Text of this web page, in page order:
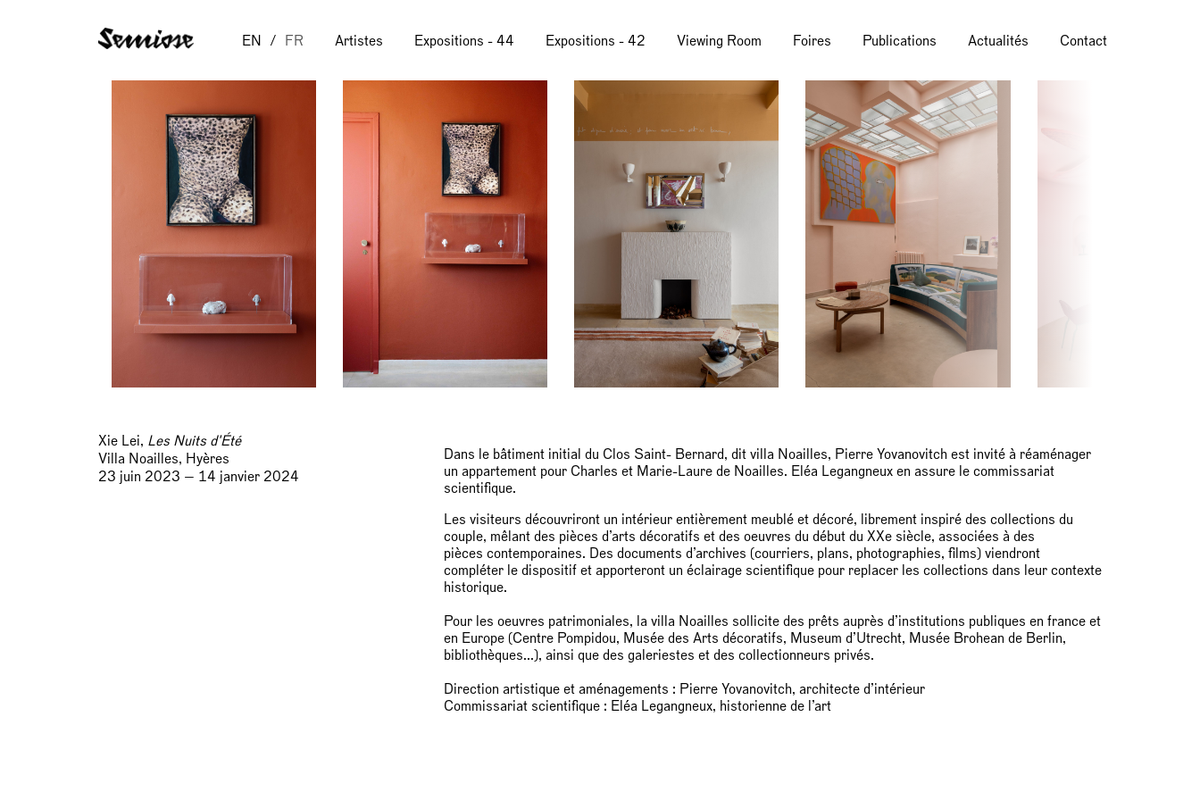
EN FR Artistes Expositions - 44 Expositions - 42 Viewing Room Foires Publications Actualités Contact
Xie Lei, Les Nuits d'Été
Villa Noailles, Hyères
23 juin 2023 — 14 janvier 2024
Dans le bâtiment initial du Clos Saint- Bernard, dit villa Noailles, Pierre Yovanovitch est invité à réaménager
un appartement pour Charles et Marie-Laure de Noailles. Eléa Legangneux en assure le commissariat
scientifique.
Les visiteurs découvriront un intérieur entièrement meublé et décoré, librement inspiré des collections du
couple, mêlant des pièces d’arts décoratifs et des oeuvres du début du XXe siècle, associées à des
pièces contemporaines. Des documents d’archives (courriers, plans, photographies, films) viendront
compléter le dispositif et apporteront un éclairage scientifique pour replacer les collections dans leur contexte
historique.
Pour les oeuvres patrimoniales, la villa Noailles sollicite des prêts auprès d’institutions publiques en france et
en Europe (Centre Pompidou, Musée des Arts décoratifs, Museum d’Utrecht, Musée Brohean de Berlin,
bibliothèques...), ainsi que des galeriestes et des collectionneurs privés.
Direction artistique et aménagements : Pierre Yovanovitch, architecte d’intérieur
Commissariat scientifique : Eléa Legangneux, historienne de l’art